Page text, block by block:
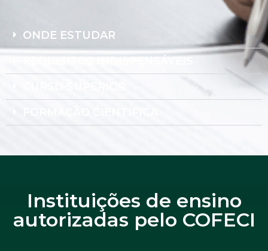
ONDE ESTUDAR
REQUISITOS INDISPENSÁVEIS
Instituições de ensino
autorizadas pelo COFECI